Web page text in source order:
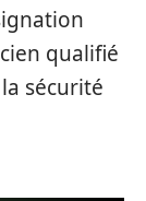
qualifié
sécurité